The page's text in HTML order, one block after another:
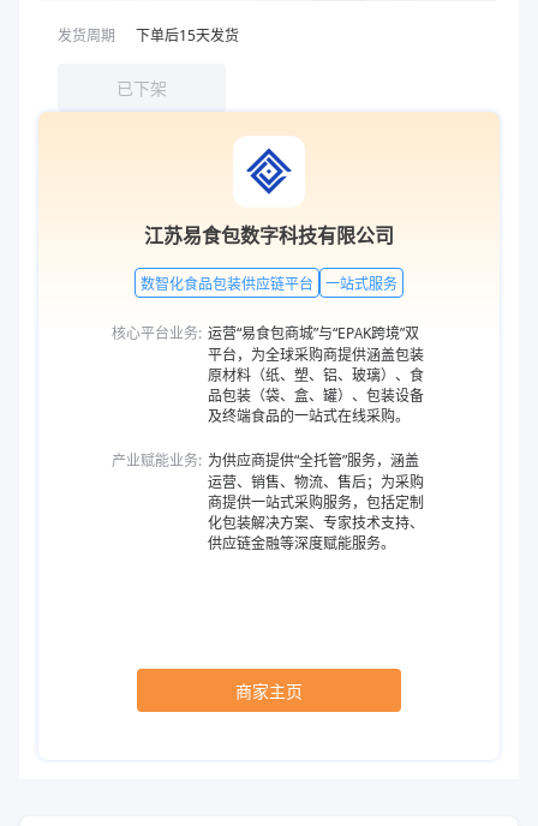
发货周期 下单后15天发货
已下架
江苏易食包数字科技有限公司
数智化食品包装供应链平台 一站式服务
核心平台业务: 运营“易食包商城”与“EPAK跨境”双
平台，为全球采购商提供涵盖包装
原材料（纸、塑、铝、玻璃）、食
品包装（袋、盒、罐）、包装设备
及终端食品的一站式在线采购。
产业赋能业务: 为供应商提供“全托管”服务，涵盖
运营、销售、物流、售后；为采购
商提供一站式采购服务，包括定制
化包装解决方案、专家技术支持、
供应链金融等深度赋能服务。
商家主页